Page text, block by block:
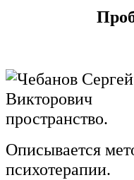
пространство.
Описывается
психотерапии.